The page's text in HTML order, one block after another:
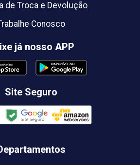
de Troca e Devolução
Conosco
já nosso APP
Site Seguro